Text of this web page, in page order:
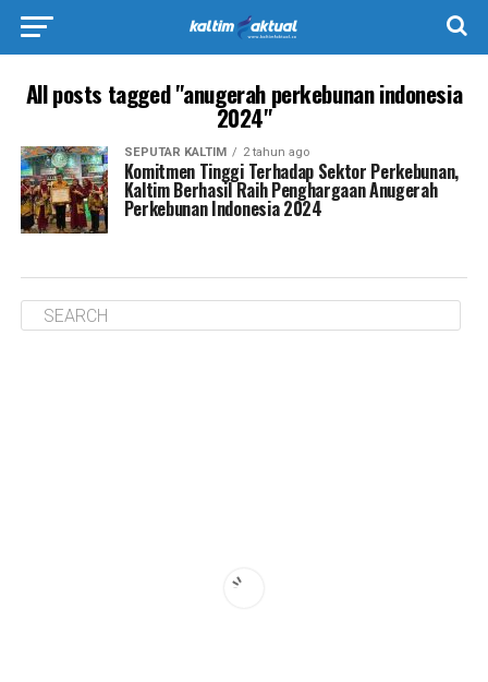
All posts tagged "anugerah perkebunan indonesia
2024"
SEPUTAR KALTIM 2 tahun ago
Komitmen Tinggi Terhadap Sektor Perkebunan,
Kaltim Berhasil Raih Penghargaan Anugerah
Perkebunan Indonesia 2024